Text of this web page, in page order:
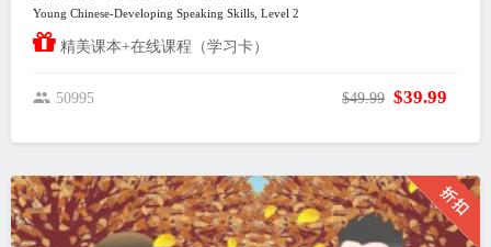
Young Chinese-Developing Speaking Skills, Level 2
精美课本+在线课程（学习卡）
50995 $49.99 $39.99